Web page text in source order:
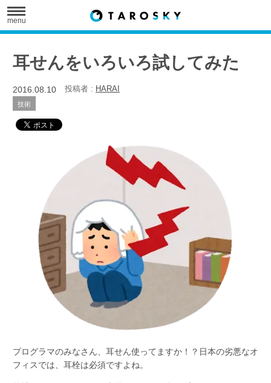
menu
耳せんをいろいろ試してみた
2016.08.10 投稿者 : HARAI
技術
プログラマのみなさん、耳せん使ってますか！？日本の劣悪なオ
フィスでは、耳栓は必須ですよね。